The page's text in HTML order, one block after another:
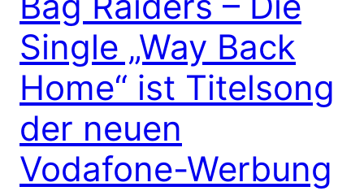
Single „Way Back
Home“ ist Titelsong
der neuen
Vodafone-Werbung